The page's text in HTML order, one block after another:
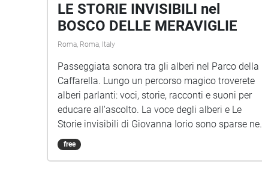
LE STORIE INVISIBILI nel
BOSCO DELLE MERAVIGLIE
Roma, Roma, Italy
Passeggiata sonora tra gli alberi nel Parco della
Caffarella. Lungo un percorso magico troverete
alberi parlanti: voci, storie, racconti e suoni per
educare all'ascolto. La voce degli alberi e Le
Storie invisibili di Giovanna Iorio sono sparse nel
Parco della Caffarella, una passeggiata sonora
per bambini di ogni età. Per festeggiare il
free